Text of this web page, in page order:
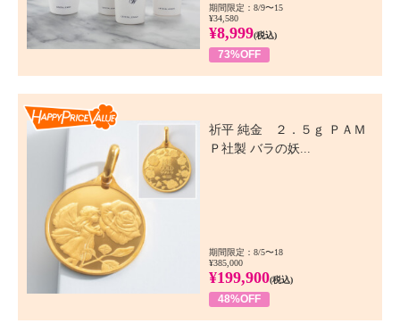
期間限定：8/9〜15
¥34,580
¥8,999(税込)
73%OFF
祈平 純金 ２．５ｇ ＰＡＭ
Ｐ社製 バラの妖...
期間限定：8/5〜18
¥385,000
¥199,900(税込)
48%OFF